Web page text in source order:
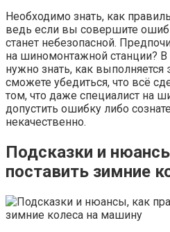
Необходимо знать, как
ведь если вы совершите
станет небезопасной.
на шиномонтажной станции?
нужно знать, как выполняется
сможете убедиться, что всё
том, что даже специалист на
допустить ошибку либо
некачественно.
Подсказки и
поставить зимние